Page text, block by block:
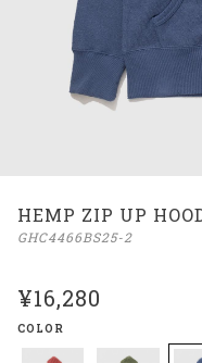
HEMP ZIP UP
GHC4466BS25-2
¥16,280
COLOR